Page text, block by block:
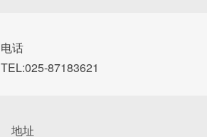
电话
TEL:025-87183621
地址